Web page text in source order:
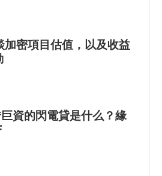
密項目估值，以及收益
資的閃電貸是什么？緣